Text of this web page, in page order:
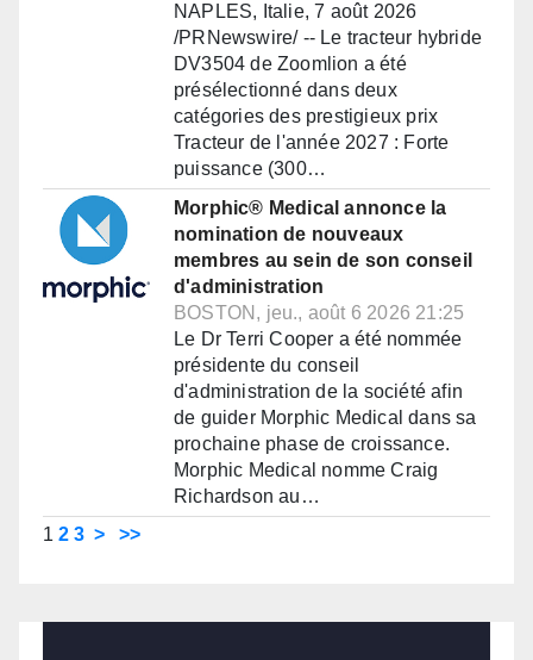
NAPLES, Italie, 7 août 2026
/PRNewswire/ -- Le tracteur hybride
DV3504 de Zoomlion a été
présélectionné dans deux
catégories des prestigieux prix
Tracteur de l'année 2027 : Forte
puissance (300…
Morphic® Medical annonce la
nomination de nouveaux
membres au sein de son conseil
d'administration
BOSTON, jeu., août 6 2026 21:25
Le Dr Terri Cooper a été nommée
présidente du conseil
d'administration de la société afin
de guider Morphic Medical dans sa
prochaine phase de croissance.
Morphic Medical nomme Craig
Richardson au…
1 2 3 > >>